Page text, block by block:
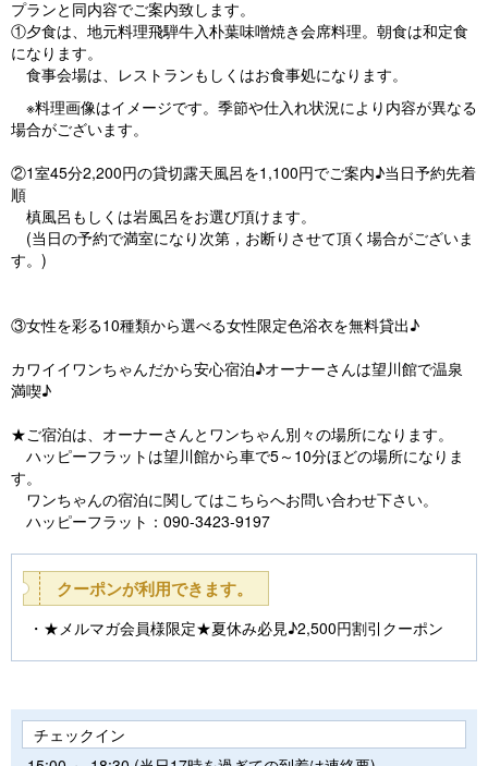
プランと同内容でご案内致します。
①夕食は、地元料理飛騨牛入朴葉味噌焼き会席料理。朝食は和定食
になります。
食事会場は、レストランもしくはお食事処になります。
※料理画像はイメージです。季節や仕入れ状況により内容が異なる
場合がございます。
②1室45分2,200円の貸切露天風呂を1,100円でご案内♪当日予約先着
順
槙風呂もしくは岩風呂をお選び頂けます。
(当日の予約で満室になり次第，お断りさせて頂く場合がございま
す。)
③女性を彩る10種類から選べる女性限定色浴衣を無料貸出♪
カワイイワンちゃんだから安心宿泊♪オーナーさんは望川館で温泉
満喫♪
★ご宿泊は、オーナーさんとワンちゃん別々の場所になります。
ハッピーフラットは望川館から車で5～10分ほどの場所になりま
す。
ワンちゃんの宿泊に関してはこちらへお問い合わせ下さい。
ハッピーフラット：090-3423-9197
クーポンが利用できます。
★メルマガ会員様限定★夏休み必見♪2,500円割引クーポン
チェックイン